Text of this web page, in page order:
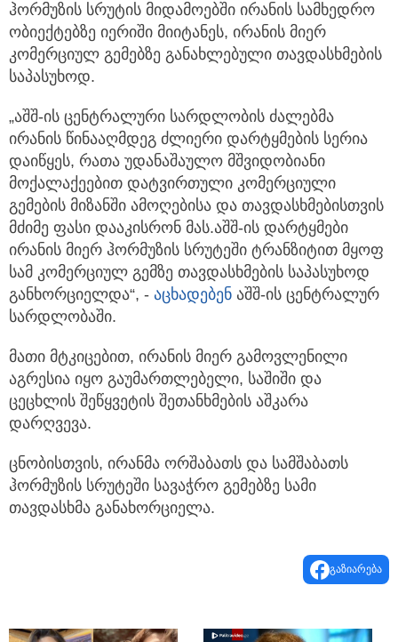
ჰორმუზის სრუტის მიდამოებში ირანის სამხედრო
ობიექტებზე იერიში მიიტანეს, ირანის მიერ
კომერციულ გემებზე განახლებული თავდასხმების
საპასუხოდ.
„აშშ-ის ცენტრალური სარდლობის ძალებმა
ირანის წინააღმდეგ ძლიერი დარტყმების სერია
დაიწყეს, რათა უდანაშაულო მშვიდობიანი
მოქალაქეებით დატვირთული კომერციული
გემების მიზანში ამოღებისა და თავდასხმებისთვის
მძიმე ფასი დააკისრონ მას.აშშ-ის დარტყმები
ირანის მიერ ჰორმუზის სრუტეში ტრანზიტით მყოფ
სამ კომერციულ გემზე თავდასხმების საპასუხოდ
განხორციელდა“, - აცხადებენ აშშ-ის ცენტრალურ
სარდლობაში.
მათი მტკიცებით, ირანის მიერ გამოვლენილი
აგრესია იყო გაუმართლებელი, საშიში და
ცეცხლის შეწყვეტის შეთანხმების აშკარა
დარღვევა.
ცნობისთვის, ირანმა ორშაბათს და სამშაბათს
ჰორმუზის სრუტეში სავაჭრო გემებზე სამი
თავდასხმა განახორციელა.
გაზიარება